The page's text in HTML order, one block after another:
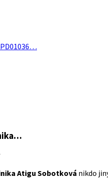
Atigu Sobotková nikdo